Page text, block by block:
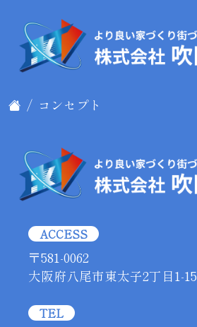
コンセプト
ACCESS
〒581-0062
大阪府八尾市東太子2丁目1-15
TEL